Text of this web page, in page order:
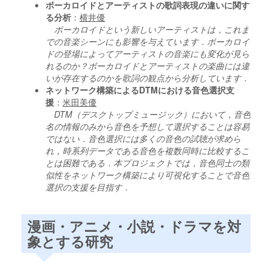
ボーカロイドとアーティストの歌詞表現の違いに関す
る分析 ： 横井優
ボーカロイドという新しいアーティストは，これま
での音楽シーンにも影響を与えています．ボーカロイ
ドの登場によってアーティストの音楽にも変化が見ら
れるのか？ボーカロイドとアーティストの楽曲には違
いが存在するのかを歌詞の観点から分析しています．
ネットワーク構築によるDTMにおける音色選択支
援 ： 米田美優
DTM（デスクトップミュージック）において，音色
名の情報のみから音色を予想して選択することは容易
ではない．音色選択には多くの音色の試聴が求めら
れ，時系列データである音色を複数同時に比較するこ
とは困難である．本プロジェクトでは，音色同士の類
似性をネットワーク構築により可視化することで音色
選択の支援を目指す．
漫画・アニメ・小説・ドラマを対
象とする研究